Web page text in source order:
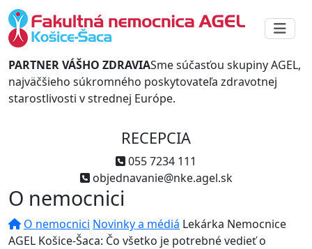
PARTNER VÁŠHO ZDRAVIASme súčasťou skupiny AGEL,
najväčšieho súkromného poskytovateľa zdravotnej
starostlivosti v strednej Európe.
RECEPCIA
055 7234 111
objednavanie@nke.agel.sk
O nemocnici
O nemocnici Novinky a médiá Lekárka Nemocnice
AGEL Košice-Šaca: Čo všetko je potrebné vedieť o